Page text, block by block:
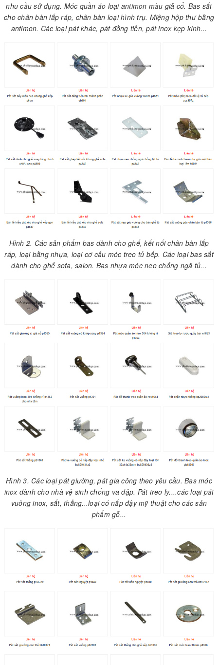
nhu cầu sử dụng. Móc quần áo loại antimon màu giả cổ. Bas sắt
cho chân bàn lắp ráp, chân bàn loại hình trụ. Miệng hộp thư bằng
antimon. Các loại pát khác, pát đồng tiền, pát inox kẹp kính...
Hình 2. Các sản phẩm bas dành cho ghế, kết nối chân bàn lắp
ráp, loại bằng nhựa, loại cơ cấu móc treo tủ bếp. Các loại bas sắt
dành cho ghế sofa, salon. Bas nhựa móc neo chống ngã tủ...
Hình 3. Các loại pát giường, pát gia công theo yêu cầu. Bas móc
inox dành cho nhà vệ sinh chống va đập. Pát treo ly....các loại pát
vuông inox, sắt, thẳng...loại có nắp đậy mỹ thuật cho các sản
phẩm gỗ...